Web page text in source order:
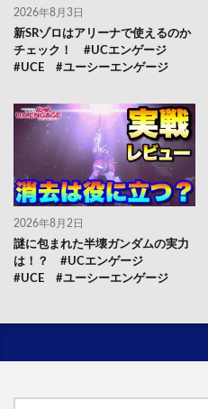
2026年8月3日
新SRゾロはアリーナで使えるのか
チェック！ #UCエンゲージ
#UCE #ユーシーエンゲージ
2026年8月2日
謎に包まれた半壊ガンダムの実力
は！？ #UCエンゲージ
#UCE #ユーシーエンゲージ